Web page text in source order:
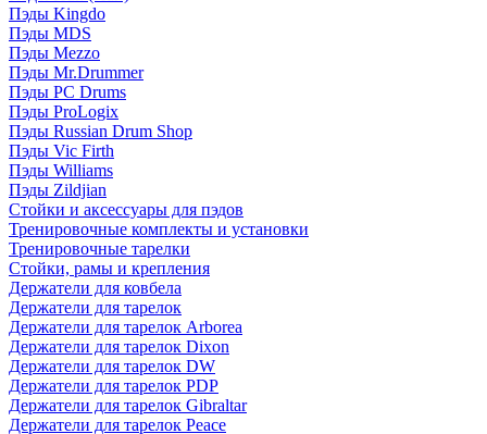
Пэды Kingdo
Пэды MDS
Пэды Mezzo
Пэды Mr.Drummer
Пэды PC Drums
Пэды ProLogix
Пэды Russian Drum Shop
Пэды Vic Firth
Пэды Williams
Пэды Zildjian
Стойки и аксессуары для пэдов
Тренировочные комплекты и установки
Тренировочные тарелки
Стойки, рамы и крепления
Держатели для ковбела
Держатели для тарелок
Держатели для тарелок Arborea
Держатели для тарелок Dixon
Держатели для тарелок DW
Держатели для тарелок PDP
Держатели для тарелок Gibraltar
Держатели для тарелок Peace